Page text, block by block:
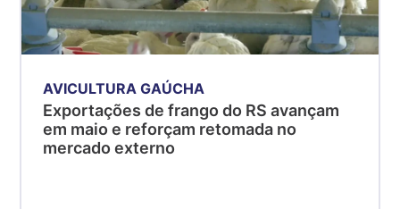
AVICULTURA GAÚCHA
Exportações de frango do RS avançam
em maio e reforçam retomada no
mercado externo